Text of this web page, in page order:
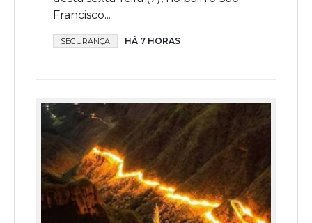
Francisco...
SEGURANÇA HÁ 7 HORAS